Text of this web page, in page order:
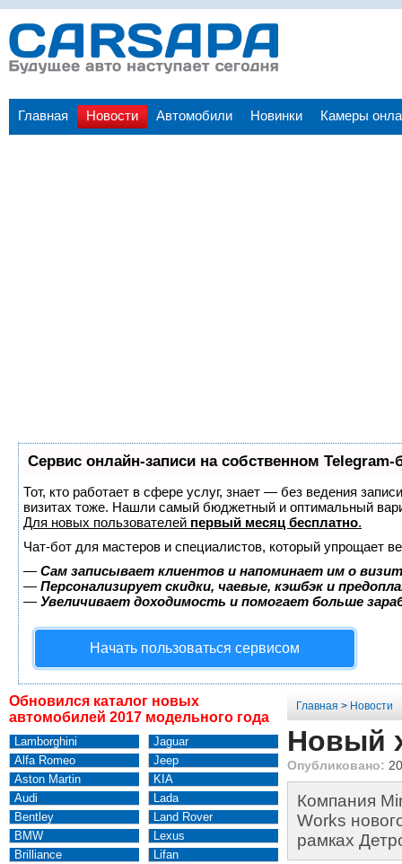
Главная Новости Автомобили Новинки Камеры
Сервис онлайн-записи на собственном Telegram-
Тот, кто работает в сфере услуг, знает — без ведения
визитах тоже. Нашли самый бюджетный и оптимальный
Для новых пользователей первый месяц бесплатно.
Чат-бот для мастеров и специалистов, который упрощает
— Сам записывает клиентов и напоминает им о
— Персонализирует скидки, чаевые, кэшбэк и
— Увеличивает доходимость и помогает больше
Начать пользоваться сервисом
Обновился каталог новых
автомобилей 2017 модельного года
Lamborghini
Alfa Romeo
Aston Martin
Audi
Bentley
BMW
Brilliance
Jaguar
Jeep
KIA
Lada
Land Rover
Lexus
Lifan
Главная > Новости
Новый
Опубликовано:
Компания
Works
рамках